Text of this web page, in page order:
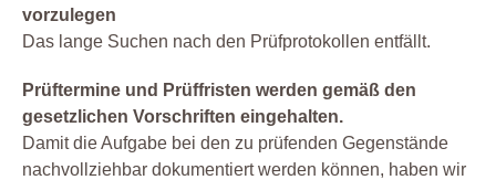
vorzulegen
Das lange Suchen nach den Prüfprotokollen entfällt.
Prüftermine und Prüffristen werden gemäß den
gesetzlichen Vorschriften eingehalten.
Damit die Aufgabe bei den zu prüfenden Gegenstände
nachvollziehbar dokumentiert werden können, haben wir